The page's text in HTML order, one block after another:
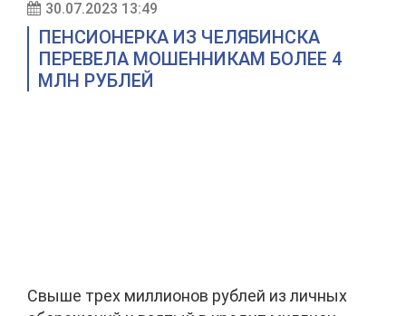
30.07.2023 13:49
ПЕНСИОНЕРКА ИЗ ЧЕЛЯБИНСКА
ПЕРЕВЕЛА МОШЕННИКАМ БОЛЕЕ 4
МЛН РУБЛЕЙ
Свыше трех миллионов рублей из личных